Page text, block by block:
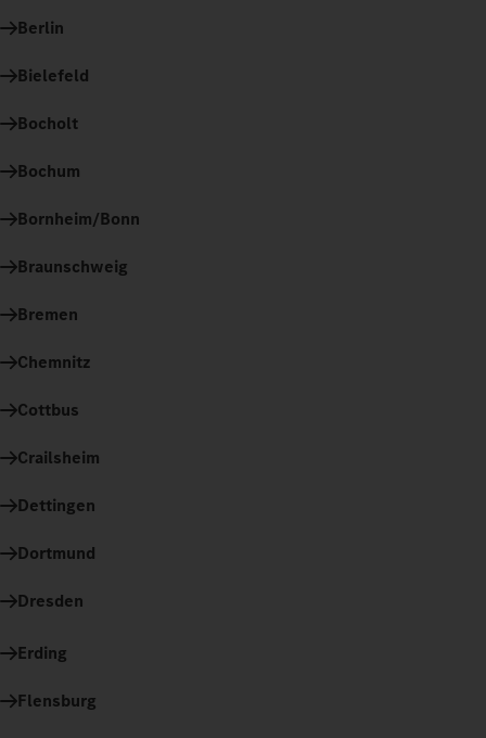
Berlin
Bielefeld
Bocholt
Bochum
Bornheim/Bonn
Braunschweig
Bremen
Chemnitz
Cottbus
Crailsheim
Dettingen
Dortmund
Dresden
Erding
Flensburg